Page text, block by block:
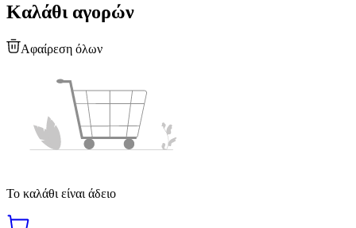
Καλάθι αγορών
Αφαίρεση όλων
Το καλάθι είναι άδειο